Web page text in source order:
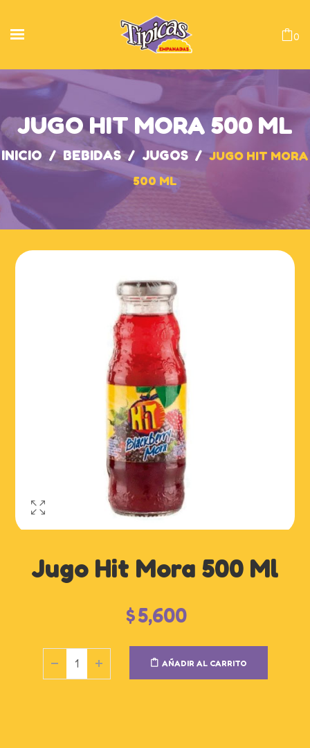
0
JUGO HIT MORA 500 ML
INICIO / BEBIDAS / JUGOS / JUGO HIT MORA
500 ML
Jugo Hit Mora 500 Ml
$5,600
AÑADIR AL CARRITO